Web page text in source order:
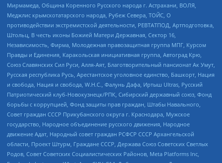
Мирмамеда, Община Коренного Русского народа г. Астрахани, ВОЛЯ,
Меджлис крымскотатарского народа, Рубеж Севера, ТОЙС, О
противодействии экстремистской деятельности, РЕВТАТПОД, Артподготовка,
Штольц, В честь иконы Божией Матери Державная, Сектор 16,
Независимость, Фирма, Молодежная правозащитная группа МПГ, Курсом
Правды и Единения, Каракольская инициативная группа, Автоград Крю,
Союз Славянских Сил Руси, Алля-Аят, Благотворительный пансионат Ак Умут,
Русская республика Русь, Арестантское уголовное единство, Башкорт, Нация
и свобода, Нация и свобода, W.H.С., Фалунь Дафа, Иртыш Ultras, Русский
Патриотический клуб-Новокузнецк/РПК, Сибирский державный союз, Фонд
борьбы с коррупцией, Фонд защиты прав граждан, Штабы Навального,
Совет граждан СССР Прикубанского округа г. Краснодара, Мужское
государство, Народное объединение русского движения, Народное
движение Адат, Народный совет граждан РСФСР СССР Архангельской
области, Проект Штурм, Граждане СССР, Держава Союз Советских Светлых
Родов, Совет Советских Социалистических Районов, Meta Platforms Inc,